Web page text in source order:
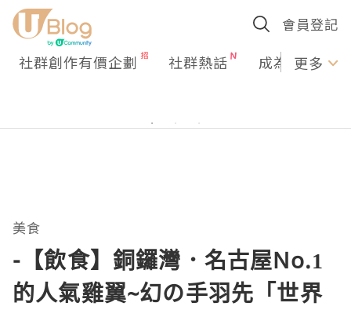
會員登記
社群創作有價企劃 社群熱話 成為U更多
美食
-【飲食】銅鑼灣．名古屋No.1
的人氣雞翼~幻の手羽先「世界